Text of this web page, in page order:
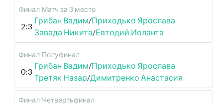
Финал Матч за 3 место
2:3
Грибан Вадим/Приходько Ярослава
Завада Никита/Евтодий Иоланта
Финал Полуфинал
0:3
Грибан Вадим/Приходько Ярослава
Третяк Назар/Димитренко Анастасия
Финал Четвертьфинал